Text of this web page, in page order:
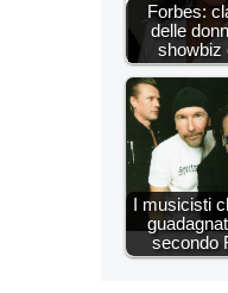
Forbes:
delle
I musicisti
secondo